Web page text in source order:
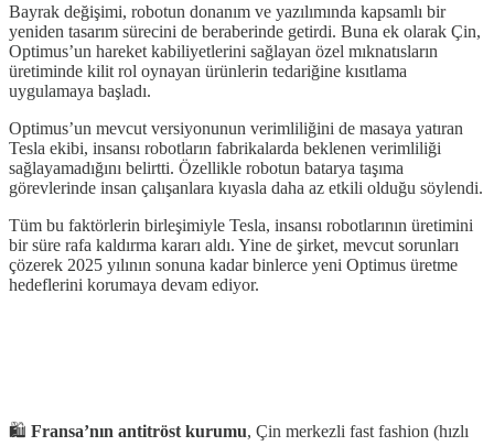
Bayrak değişimi, robotun donanım ve yazılımında kapsamlı bir
yeniden tasarım sürecini de beraberinde getirdi. Buna ek olarak Çin,
Optimus’un hareket kabiliyetlerini sağlayan özel mıknatısların
üretiminde kilit rol oynayan ürünlerin tedariğine kısıtlama
uygulamaya başladı.
Optimus’un mevcut versiyonunun verimliliğini de masaya yatıran
Tesla ekibi, insansı robotların fabrikalarda beklenen verimliliği
sağlayamadığını belirtti. Özellikle robotun batarya taşıma
görevlerinde insan çalışanlara kıyasla daha az etkili olduğu söylendi.
Tüm bu faktörlerin birleşimiyle Tesla, insansı robotlarının üretimini
bir süre rafa kaldırma kararı aldı. Yine de şirket, mevcut sorunları
çözerek 2025 yılının sonuna kadar binlerce yeni Optimus üretme
hedeflerini korumaya devam ediyor.
🛍️ Fransa’nın antitröst kurumu, Çin merkezli fast fashion (hızlı